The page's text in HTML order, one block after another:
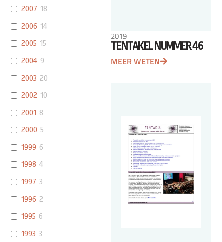
2007 18
2006 14
2005 15
2004 9
2003 20
2002 10
2001 8
2000 5
1999 6
1998 4
1997 3
1996 2
1995 6
1993 3
2019
TENTAKEL NUMMER 46
MEER WETEN